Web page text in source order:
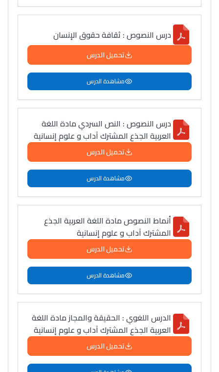
درس النصوص : ثقافة حقوق الإنسان
تحميل الدرس
مشاهدة الدرس
درس النصوص : النص السردي مادة اللغة
العربية الجذع المشترك آداب و علوم إنسانية
تحميل الدرس
مشاهدة الدرس
أنماط النصوص مادة اللغة العربية الجذع
المشترك آداب و علوم إنسانية
تحميل الدرس
مشاهدة الدرس
الدرس اللغوي : الحقيقة والمجاز مادة اللغة
العربية الجذع المشترك آداب و علوم إنسانية
تحميل الدرس